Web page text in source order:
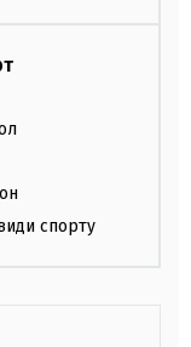
спорту